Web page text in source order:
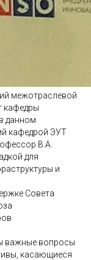
межотраслевой
кафедры
данном
кафедрой ЭУТ
В.А.
для
и
Совета
важные вопросы
касающиеся